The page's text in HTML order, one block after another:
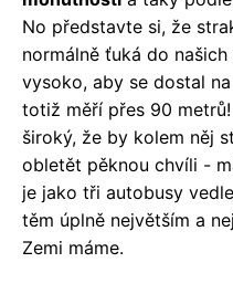
No představte si, že
normálně ťuká do
vysoko, aby se dostal
totiž měří přes 90
široký, že by kolem něj
obletět pěknou chvíli -
je jako tři autobusy
těm úplně největším a
Zemi máme.